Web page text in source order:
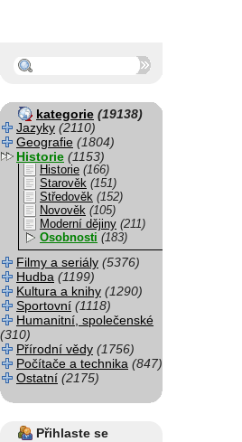
kategorie (19138)
Jazyky (2110)
Geografie (1804)
Historie (1153)
Historie (166)
Starověk (151)
Středověk (152)
Novověk (105)
Moderní dějiny (211)
Osobnosti (183)
Filmy a seriály (5376)
Hudba (1199)
Kultura a knihy (1290)
Sportovní (1118)
Humanitní, společenské
(310)
Přírodní vědy (1756)
Počítače a technika (847)
Ostatní (2175)
Přihlaste se